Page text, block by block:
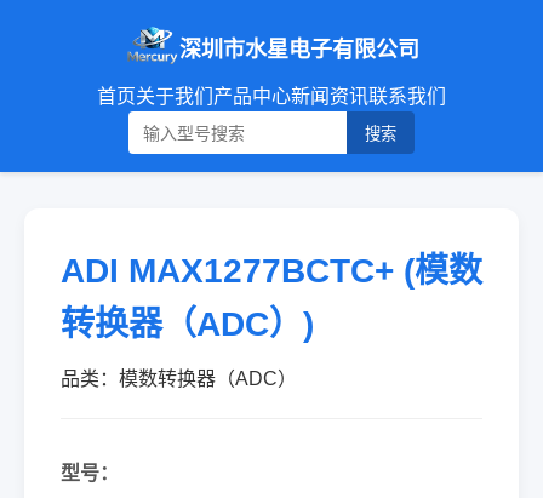
深圳市水星电子有限公司
首页关于我们 产品中心新闻资讯联系我们
搜索
ADI MAX1277BCTC+ (模数
转换器（ADC）)
品类：模数转换器（ADC）
型号：